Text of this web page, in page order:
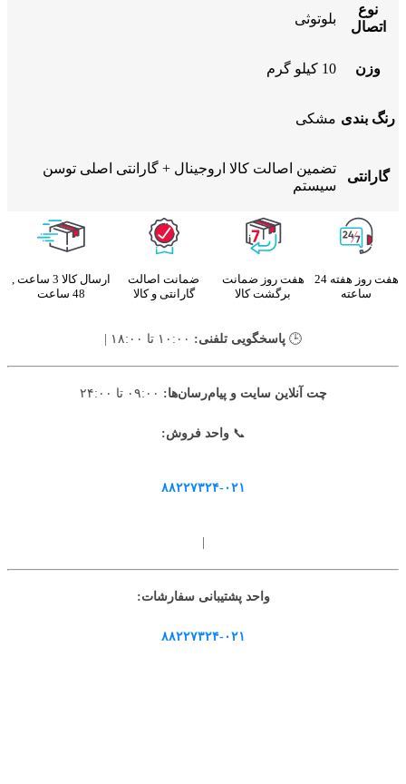
نوع
اتصال
بلوتوثی
وزن 10 کیلو گرم
رنگ بندی مشکی
گارانتی
تضمین اصالت کالا اروجینال + گارانتی اصلی توسن
سیستم
هفت روز هفته 24
ساعته
هفت روز ضمانت
برگشت کالا
ضمانت اصالت
گارانتی و کالا
ارسال کالا 3 ساعت ,
48 ساعت
🕒 پاسخگویی تلفنی:
چت آنلاین سایت و پیام‌رسان‌ها:
📞واحد فروش:
۸۸۲۲۷۳۲۴-۰۲۱
واحد پشتیبانی سفارشات:
۸۸۲۲۷۳۲۴-۰۲۱